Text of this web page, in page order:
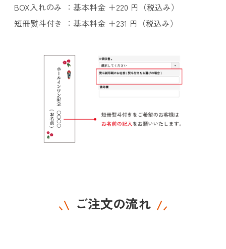
BOX入れのみ
基本料金 ＋220 円（税込み）
短冊熨斗付き
基本料金 ＋231 円（税込み）
ご注文の流れ